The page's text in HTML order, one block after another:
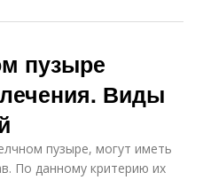
пузыре
Виды
пузыре, могут иметь
По данному критерию их